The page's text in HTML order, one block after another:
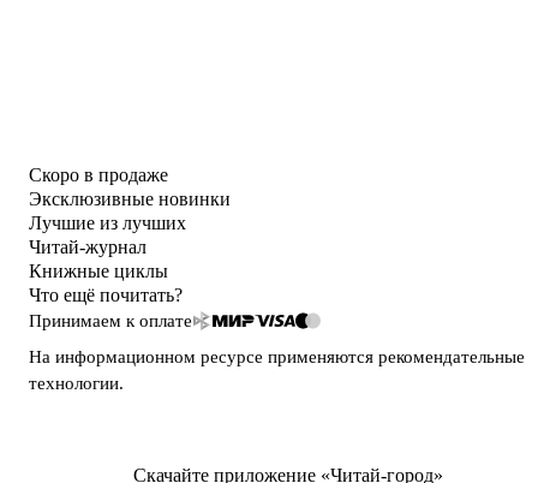
Скоро в продаже
Эксклюзивные новинки
Лучшие из лучших
Читай-журнал
Книжные циклы
Что ещё почитать?
Принимаем к оплате
На информационном ресурсе применяются рекомендательные
технологии.
Скачайте приложение «Читай-город»